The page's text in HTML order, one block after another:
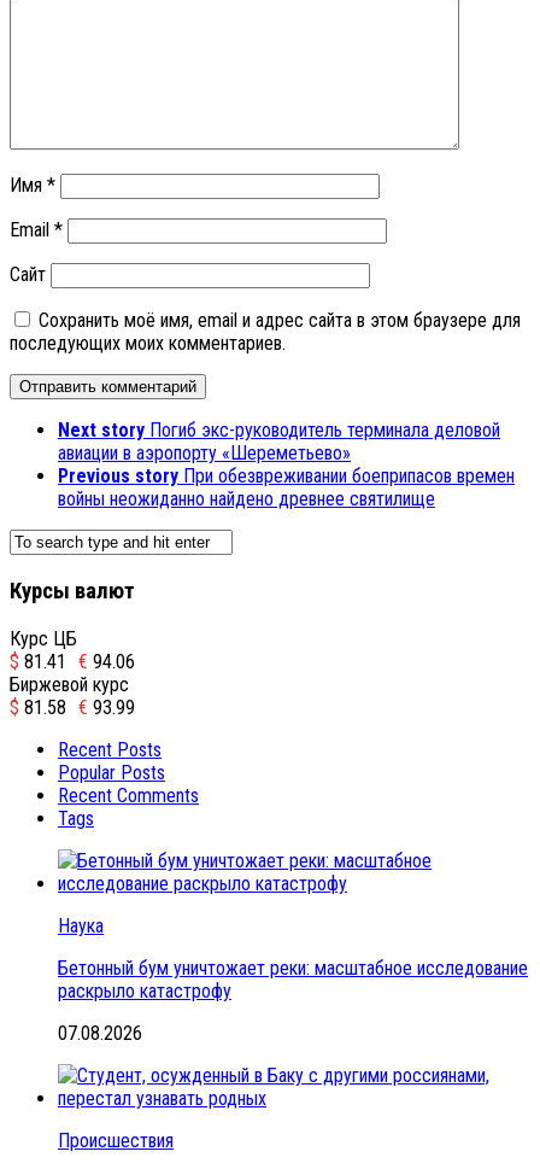
Имя *
Email *
Сайт
Сохранить моё имя, email и адрес сайта в этом браузере для
последующих моих комментариев.
Next story Погиб экс-руководитель терминала деловой
авиации в аэропорту «Шереметьево»
Previous story При обезвреживании боеприпасов времен
войны неожиданно найдено древнее святилище
Курсы валют
Курс ЦБ
$ 81.41 € 94.06
Биржевой курс
$ 81.58 € 93.99
Recent Posts
Popular Posts
Recent Comments
Tags
Наука
Бетонный бум уничтожает реки: масштабное исследование
раскрыло катастрофу
07.08.2026
Происшествия